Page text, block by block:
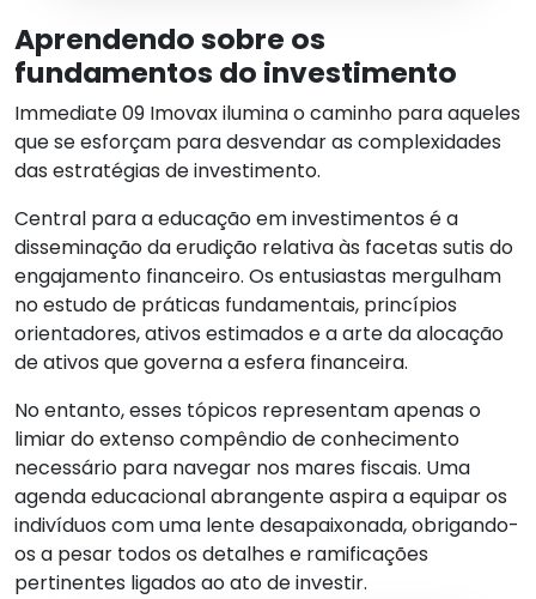
Aprendendo sobre os
fundamentos do investimento
Immediate 09 Imovax ilumina o caminho para aqueles
que se esforçam para desvendar as complexidades
das estratégias de investimento.
Central para a educação em investimentos é a
disseminação da erudição relativa às facetas sutis do
engajamento financeiro. Os entusiastas mergulham
no estudo de práticas fundamentais, princípios
orientadores, ativos estimados e a arte da alocação
de ativos que governa a esfera financeira.
No entanto, esses tópicos representam apenas o
limiar do extenso compêndio de conhecimento
necessário para navegar nos mares fiscais. Uma
agenda educacional abrangente aspira a equipar os
indivíduos com uma lente desapaixonada, obrigando-
os a pesar todos os detalhes e ramificações
pertinentes ligados ao ato de investir.